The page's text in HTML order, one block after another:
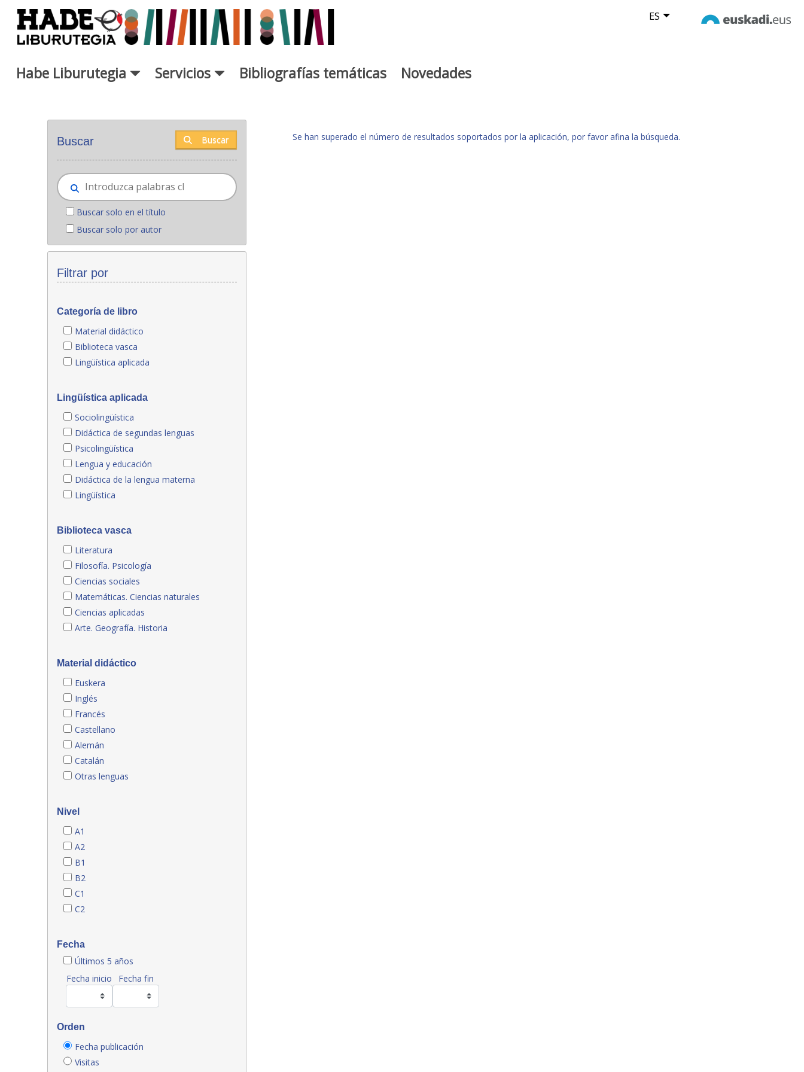
Saltar al contenido principal ES
Habe Liburutegia Servicios Bibliografías temáticas Novedades
Buscar Buscar
Buscar solo en el título
Buscar solo por autor
Filtrar por
Categoría de libro
Material didáctico
Biblioteca vasca
Lingüística aplicada
Lingüística aplicada
Sociolingüística
Didáctica de segundas lenguas
Psicolingüística
Lengua y educación
Didáctica de la lengua materna
Lingüística
Biblioteca vasca
Literatura
Filosofía. Psicología
Ciencias sociales
Matemáticas. Ciencias naturales
Ciencias aplicadas
Arte. Geografía. Historia
Material didáctico
Euskera
Inglés
Francés
Castellano
Alemán
Catalán
Otras lenguas
Nivel
A1
A2
B1
B2
C1
C2
Fecha
Últimos 5 años
Fecha inicio
Fecha fin
Orden
Fecha publicación
Visitas
Se han superado el número de resultados soportados por la aplicación, por favor afina la búsqueda.